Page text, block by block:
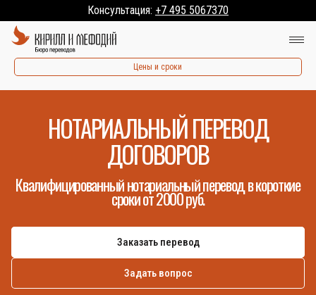
Консультация: +7 495 5067370
Цены и сроки
НОТАРИАЛЬНЫЙ ПЕРЕВОД
ДОГОВОРОВ
Квалифицированный нотариальный перевод в короткие
сроки от 2000 руб.
Заказать перевод
Задать вопрос